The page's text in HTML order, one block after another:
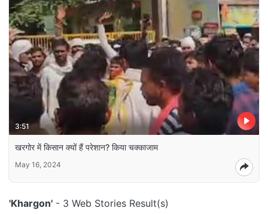
3:51
खरगोर में किसान क्यों हैं परेशान? किया चक्काजाम
May 16, 2024
'Khargon' - 3 Web Stories Result(s)